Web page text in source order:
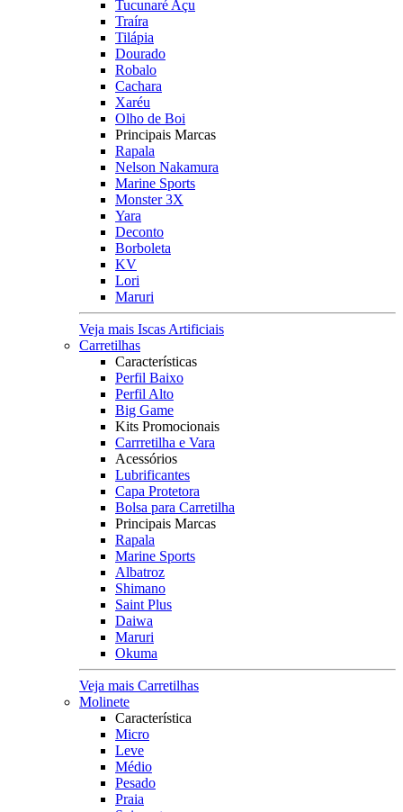
Tucunaré Açu
Traíra
Tilápia
Dourado
Robalo
Cachara
Xaréu
Olho de Boi
Principais Marcas
Rapala
Nelson Nakamura
Marine Sports
Monster 3X
Yara
Deconto
Borboleta
KV
Lori
Maruri
Veja mais Iscas Artificiais
Carretilhas
Características
Perfil Baixo
Perfil Alto
Big Game
Kits Promocionais
Carrretilha e Vara
Acessórios
Lubrificantes
Capa Protetora
Bolsa para Carretilha
Principais Marcas
Rapala
Marine Sports
Albatroz
Shimano
Saint Plus
Daiwa
Maruri
Okuma
Veja mais Carretilhas
Molinete
Característica
Micro
Leve
Médio
Pesado
Praia